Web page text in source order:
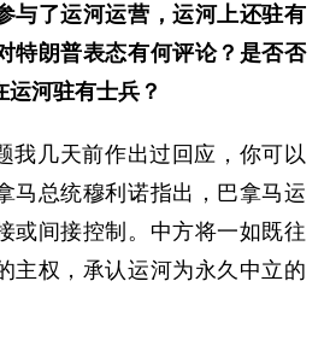
与了运河运营，运河上还驻有
特朗普表态有何评论？是否否
河驻有士兵？
我几天前作出过回应，你可以
马总统穆利诺指出，巴拿马运
或间接控制。中方将一如既往
主权，承认运河为永久中立的